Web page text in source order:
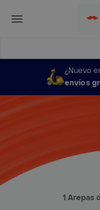
¿Nuevo
envíos
1 Arepas